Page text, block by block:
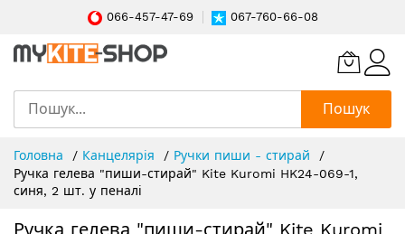
066-457-47-69 067-760-66-08
Пошук
Content
Головна Канцелярія
Ручки пиши - стирай
Ручка гелева "пиши-стирай" Kite Kuromi HK24-069-1,
синя, 2 шт. у пеналі
Ручка гелева "пиши-стирай" Kite Kuromi